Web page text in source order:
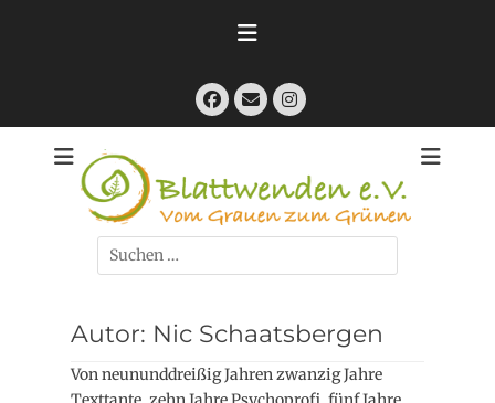
Facebook
E-
Mail
Instagram
Blattwenden e. V.
- Vom Grauen
zum Grünen
Kreativ trauern nach Suizid und ähnlichen Abschieden
Suchen
nach:
Autor: Nic Schaatsbergen
Von neununddreißig Jahren zwanzig Jahre